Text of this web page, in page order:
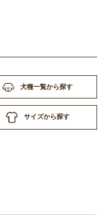
犬種一覧から探す
サイズから探す